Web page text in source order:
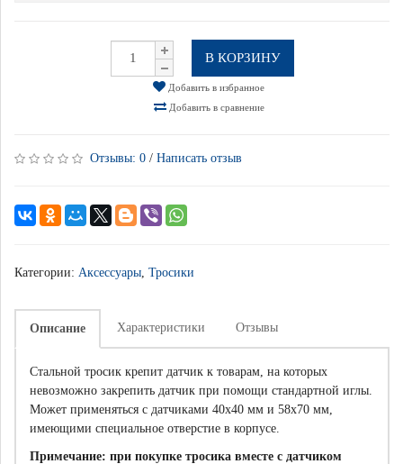
В КОРЗИНУ
Добавить в избранное
Добавить в сравнение
Отзывы: 0 / Написать отзыв
Категории: Аксессуары, Тросики
Описание Характеристики Отзывы
Стальной тросик крепит датчик к товарам, на которых
невозможно закрепить датчик при помощи стандартной иглы.
Может применяться с датчиками 40х40 мм и 58х70 мм,
имеющими специальное отверстие в корпусе.
Примечание: при покупке тросика вместе с датчиком